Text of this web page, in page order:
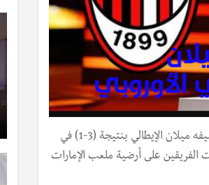
أخبار الرياضة من مباريات اليوم... نجح فريق المدفعجية أرسنال في التغلب على ضيفه ميلان الإيطالي بنتيجة (3-1) في
الفريقين على أرضية ملعب الإمارات